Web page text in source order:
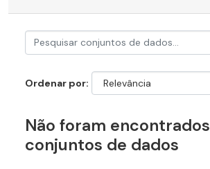
Ordenar por
Não foram encontrados
conjuntos de dados